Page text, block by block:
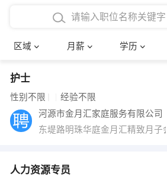
区域 月薪 学历
4000-5000元
8000-12000元
12000-20000元
博士
文员
财务会计
网络IT
确定
护士
性别不限 经验不限
河源市金月汇家庭服务有限公司
东堤路明珠华庭金月汇精致月子
人力资源专员